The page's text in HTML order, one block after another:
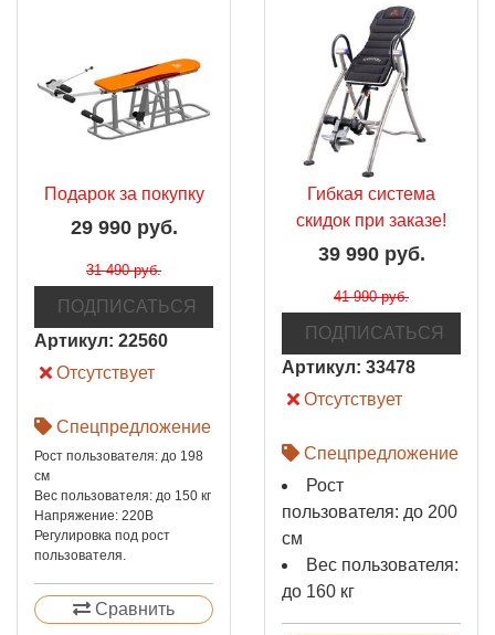
Подарок за покупку
29 990 руб.
31 490 руб.
ПОДПИСАТЬСЯ
Артикул: 22560
Отсутствует
Спецпредложение
Рост пользователя: до 198
см
Вес пользователя: до 150 кг
Напряжение: 220В
Регулировка под рост
пользователя.
Сравнить
Гибкая система
скидок при заказе!
39 990 руб.
41 990 руб.
ПОДПИСАТЬСЯ
Артикул: 33478
Отсутствует
Спецпредложение
Рост
пользователя: до 200
см
Вес пользователя:
до 160 кг